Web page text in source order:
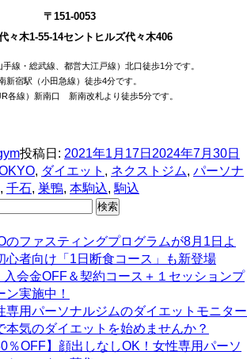
〒151-0053
々木1-55-14セントヒルズ代々木406
線・総武線、都営大江戸線）北口徒歩1分です。
新宿駅（小田急線）徒歩4分です。
各線）新南口 新南改札より徒歩5分です。
投稿日: 2021年1月17日 2024年7月30日
, ダイエット , ネクストジム, パーソナ
, 千石, 巣鴨, 本駒込,駒込
検索
のファスティングプログラムが8月1日よ
心者向け「1日断食コース」も新登場
入会金OFF＆契約コース＋１セッションプ
ン実施中！
専用パーソナルジムのダイエットモニター
本気のダイエットを始めませんか？
％OFF】顔出しなしOK！女性専用パーソ